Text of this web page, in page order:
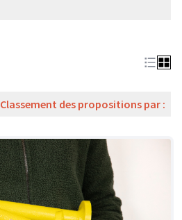
Classement des propositions par :